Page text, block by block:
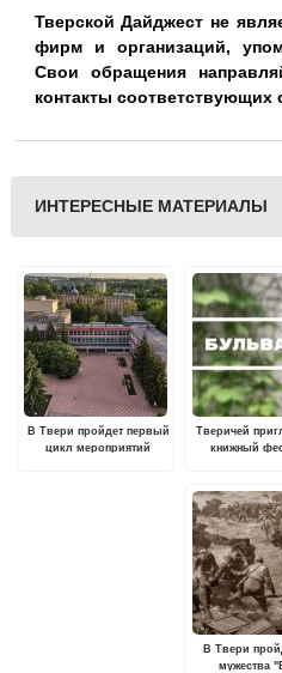
Тверской Дайджест не
фирм и организаций,
Свои обращения
контакты соответствующих
ИНТЕРЕСНЫЕ МАТЕРИАЛЫ
В Твери пройдет первый
цикл мероприятий
Тверичей
книжный
В Твери
мужества